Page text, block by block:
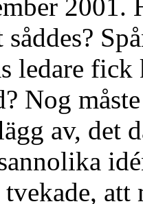
ledare
Nog
av, det